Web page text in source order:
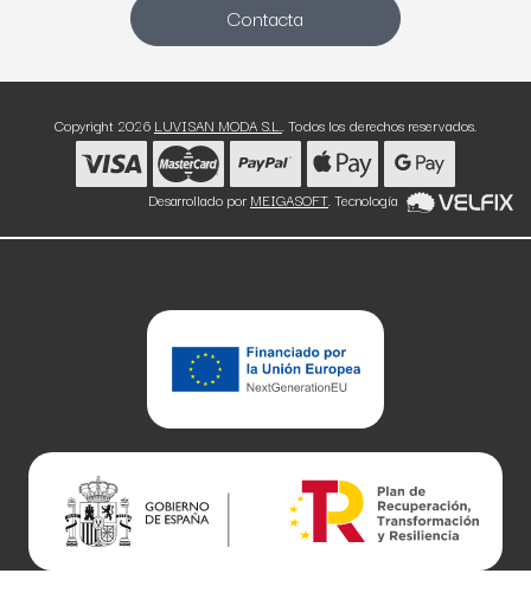
Contacta
Copyright 2026 LUVISAN MODA S.L.. Todos los derechos reservados.
Desarrollado por MEIGASOFT. Tecnología